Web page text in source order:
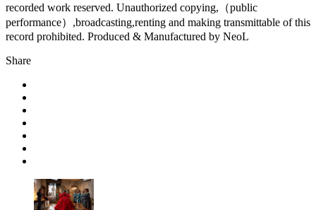
recorded work reserved. Unauthorized copying,（public
performance）,broadcasting,renting and making transmittable of this
record prohibited. Produced & Manufactured by NeoL
Share